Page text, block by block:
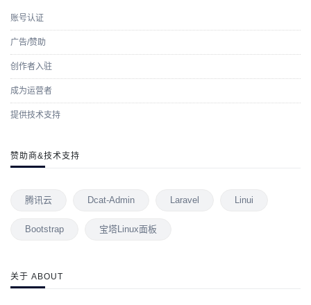
账号认证
广告/赞助
创作者入驻
成为运营者
提供技术支持
赞助商&技术支持
腾讯云 Dcat-Admin Laravel Linui
Bootstrap 宝塔Linux面板
关于 ABOUT